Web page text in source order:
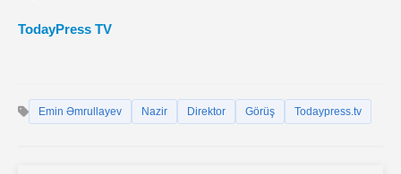
TodayPress TV
Emin Əmrullayev Nazir Direktor Görüş Todaypress.tv